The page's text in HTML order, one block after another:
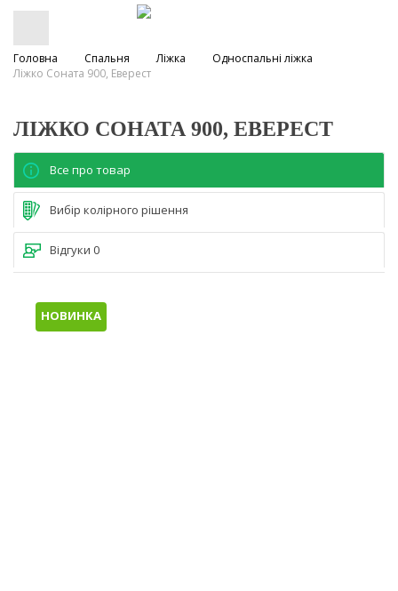
Головна Спальня Ліжка
Односпальні ліжка
Ліжко Соната 900, Еверест
ЛІЖКО СОНАТА 900, ЕВЕРЕСТ
Все про товар
Вибір колірного рішення
Відгуки 0
НОВИНКА